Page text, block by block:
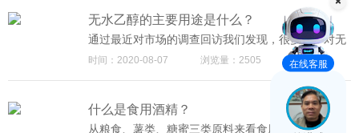
酯是一种优良的有机溶剂，对乙基纤维素、醋酸丁酸
纤维素、聚苯乙烯、甲基丙烯酸树脂、氯化橡胶以及
多种天然树胶均有较好的溶解性能。 醋酸丁酯用途：
1、是优良的有机溶剂，广泛用于硝化纤维清漆中，
在人造革、织物及塑料加工过程中用作溶剂，也用于
香料工业。 2、GB 2760一96规定为允许使用的食用
香料。作为香料，大量用于配制香蕉、梨、菠萝、
杏、桃及草莓、浆果等型香精。亦可用作天然胶和合
成树脂等的溶剂。 3、偶用于果香型香精中，主要取
无水乙醇的主要用途是什么？
通过最近对市场的调查回访我们发现，很多客户对无
水乙醇存在误解，不了解无水乙醇的一些基本的情况
与知识，今天小编就将查阅的部分相关资料与大家分
享一下，希望改变大家的偏见，让大家对无水乙醇有
一个深层次的了解。这样大家在购买使用无水乙醇时
也能做到心中有数，不怕上当受骗，希望对大家有所
启发与帮助。
时间：2020-08-07 浏览量：2505
什么是食用酒精？
从粮食、薯类、糖蜜三类原料来看食用酒精产成品的
在线客服